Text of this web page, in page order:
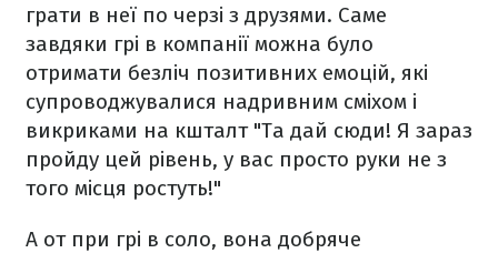
грати в неї по черзі з друзями. Саме
завдяки грі в компанії можна було
отримати безліч позитивних емоцій, які
супроводжувалися надривним сміхом і
викриками на кшталт "Та дай сюди! Я зараз
пройду цей рівень, у вас просто руки не з
того місця ростуть!"
А от при грі в соло, вона добряче